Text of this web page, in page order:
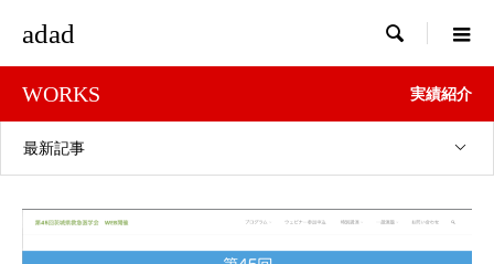
adad 
WORKS 実績紹介
最新記事